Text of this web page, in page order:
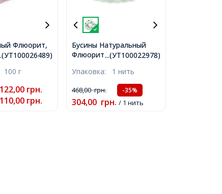
Флюорит,
без
100 г
122,00 грн.
110,00 грн.
...(УТ100022978)
Бусины Натуральный
Флюорит Круглые,
Отверстие 1мм, около
38шт/39см/нить,
Упаковка: 1 нить
468,00грн. -35%
304,00 грн. / 1 нить